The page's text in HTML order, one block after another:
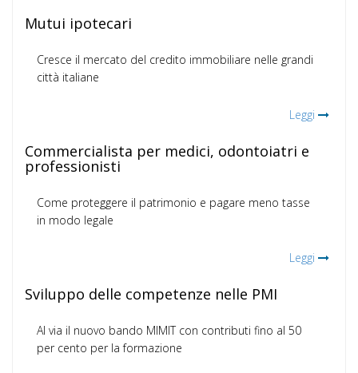
Mutui ipotecari
Cresce il mercato del credito immobiliare nelle grandi
città italiane
Leggi
Commercialista per medici, odontoiatri e
professionisti
Come proteggere il patrimonio e pagare meno tasse
in modo legale
Leggi
Sviluppo delle competenze nelle PMI
Al via il nuovo bando MIMIT con contributi fino al 50
per cento per la formazione